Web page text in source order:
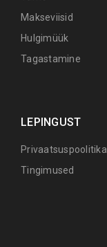
Makseviisid
Hulgimüük
Tagastamine
LEPINGUST
Privaatsuspoolitika
Tingimused